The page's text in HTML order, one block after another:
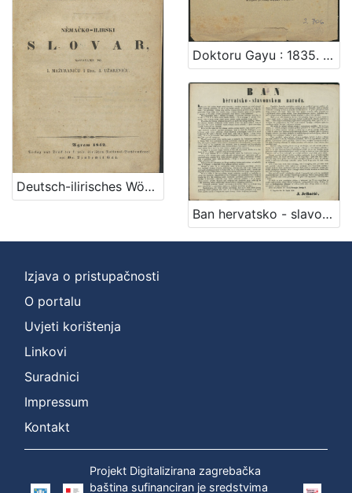
Doktoru Gayu : 1835. / Ivan Mažuranić
Deutsch-ilirisches Wörterbuch / sastavljen po I. Mažuraniću i J. Užareviću
Ban hervatsko - slavonskom narodu / U Zagrebu dne 26. lipnja 1850. J. Jellačić, ban
Izjava o pristupačnosti
O portalu
Uvjeti korištenja
Linkovi
Suradnici
Impressum
Kontakt
Projekt Digitalizirana zagrebačka
baština sufinanciran je sredstvima